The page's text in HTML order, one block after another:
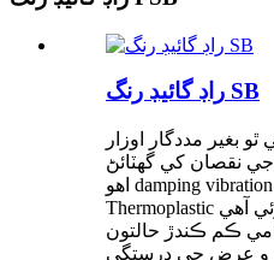
راڊ گائيڊ رنگ SB